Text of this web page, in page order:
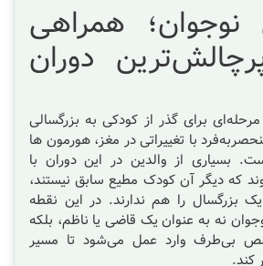
نوجوان؛ همراهی
دوران
برای گذر از کودکی به بزرگسالی
با تغییراتی در مغز، هورمون ها
بسیاری از والدین در این دوران با
که دیگر آن کودک مطیع سابق نیستند،
بزرگسال را هم ندارند. در این نقطه
نه به عنوان یک قاضی یا ناظم، بلکه
بی‌طرف وارد عمل می‌شود تا مسیر
کند.